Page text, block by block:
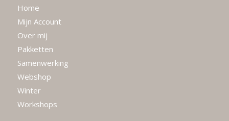
Home
Mijn Account
Over mij
Pakketten
Samenwerking
Webshop
Winter
Workshops